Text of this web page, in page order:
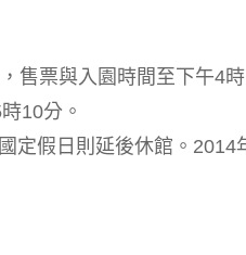
售票與入園時間至下午4時
10分。
定假日則延後休館。